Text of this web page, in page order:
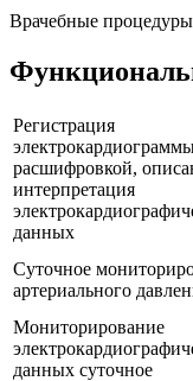
Врачебные процедуры
Регистрация
расшифровкой,
интерпретация
данных
Суточное
артериального
Мониторирование
данных суточное